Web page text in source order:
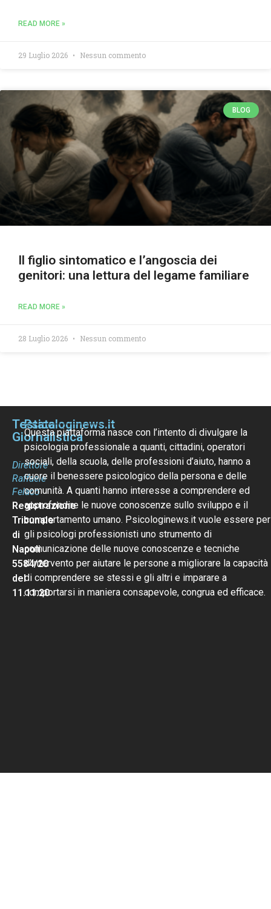
READ MORE »
29 Luglio 2026 Nessun commento
BLOG
Il figlio sintomatico e l’angoscia dei
genitori: una lettura del legame familiare
READ MORE »
28 Luglio 2026 Nessun commento
Testata
Giornalistica
Direttore
Raffaele
Felaco
Registrazione
Tribunale
di
Napoli
5584/20
del
11.11.20
Psicologinews.it
Questa piattaforma nasce con l’intento di divulgare la
psicologia professionale a quanti, cittadini, operatori
sociali, della scuola, delle professioni d’aiuto, hanno a
cuore il benessere psicologico della persona e delle
comunità. A quanti hanno interesse a comprendere ed
approfondire le nuove conoscenze sullo sviluppo e il
comportamento umano. Psicologinews.it vuole essere per
gli psicologi professionisti uno strumento di
comunicazione delle nuove conoscenze e tecniche
d’intervento per aiutare le persone a migliorare la capacità
di comprendere se stessi e gli altri e imparare a
comportarsi in maniera consapevole, congrua ed efficace.